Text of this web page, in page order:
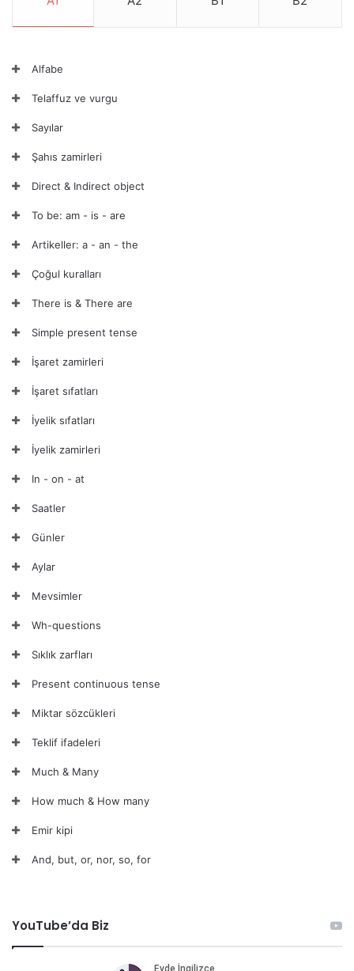
Alfabe
Telaffuz ve vurgu
Sayılar
Şahıs zamirleri
Direct & Indirect object
To be: am - is - are
Artikeller: a - an - the
Çoğul kuralları
There is & There are
Simple present tense
İşaret zamirleri
İşaret sıfatları
İyelik sıfatları
İyelik zamirleri
In - on - at
Saatler
Günler
Aylar
Mevsimler
Wh-questions
Sıklık zarfları
Present continuous tense
Miktar sözcükleri
Teklif ifadeleri
Much & Many
How much & How many
Emir kipi
And, but, or, nor, so, for
YouTube’da Biz